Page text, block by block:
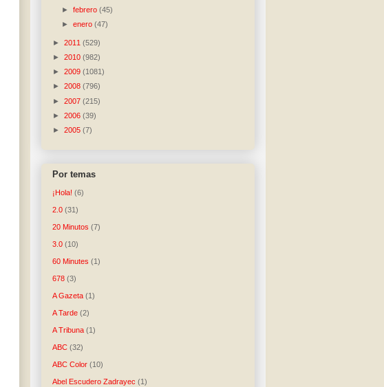
►febrero(45)
►enero(47)
► 2011 (529)
► 2010 (982)
► 2009 (1081)
► 2008 (796)
► 2007 (215)
► 2006 (39)
► 2005 (7)
Por temas
¡Hola! (6)
2.0 (31)
20 Minutos (7)
3.0 (10)
60 Minutes (1)
678 (3)
A Gazeta (1)
A Tarde (2)
A Tribuna (1)
ABC (32)
ABC Color (10)
Abel Escudero Zadrayec (1)